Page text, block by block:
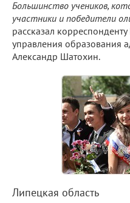
Большинство учеников,
участники и победители
рассказал
управления образования
Александр Шатохин.
Липецкая область